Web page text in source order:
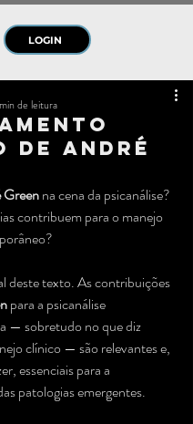
LOGIN
de André
de leitura
na cena da psicanálise?
contribuem para o manejo
deste texto. As contribuições
para a psicanálise
— sobretudo no que diz
clínico — são relevantes e,
essenciais para a
patologias emergentes.